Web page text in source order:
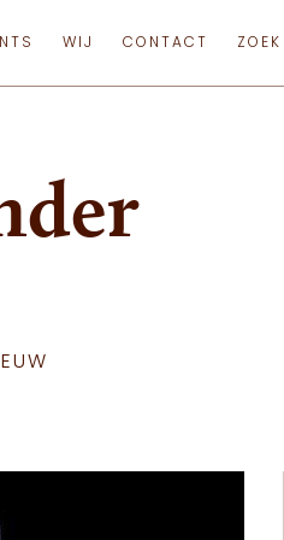
WIJ CONTACT ZOEK